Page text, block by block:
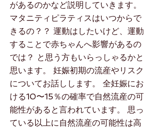
があるのかなど説明していきます。
マタニティピラティスはいつからで
きるの？？ 運動はしたいけど、運動
することで赤ちゃんへ影響があるの
では？ と思う方もいらっしゃるかと
思います。 妊娠初期の流産やリスク
についてお話しします。 全妊娠にお
ける10〜15％の確率で自然流産の可
能性があると言われています。 思っ
ている以上に自然流産の可能性は高